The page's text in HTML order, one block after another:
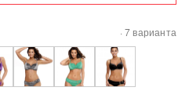
· 7 варианта